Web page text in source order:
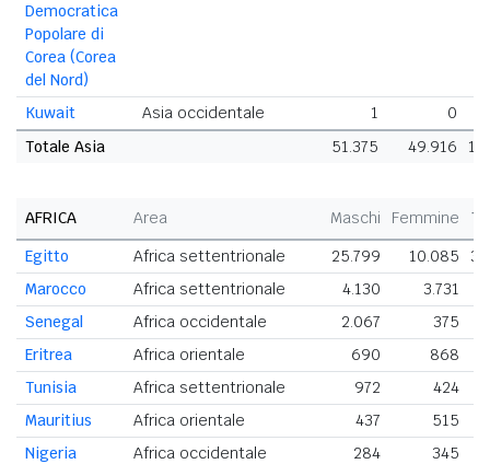
Democratica
Popolare di
Corea (Corea
del Nord)
Kuwait Asia occidentale 1
0
Totale Asia
51.375 49.916
AFRICA Area Maschi Femmine
Egitto
Africa settentrionale 25.799 10.085
Marocco
Africa settentrionale 4.130 3.731
Senegal
Africa occidentale 2.067 375
Eritrea
Africa orientale 690 868
Tunisia
Africa settentrionale 972 424
Mauritius
Africa orientale 437
515
Nigeria
Africa occidentale 284
345